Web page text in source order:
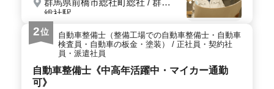
総社駅
2位
自動車整備士（整備工場での自動車整備士・自動車
検査員・自動車の板金・塗装） / 正社員・契約社
員・派遣社員
自動車整備士《中高年活躍中・マイカー通勤
可》